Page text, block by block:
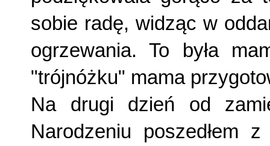
sobie radę, widząc w
ogrzewania. To była
"trójnóżku" mama
Na drugi dzień od
Narodzeniu poszedłem